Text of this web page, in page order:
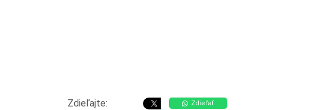
Zdieľajte: Zdieľať